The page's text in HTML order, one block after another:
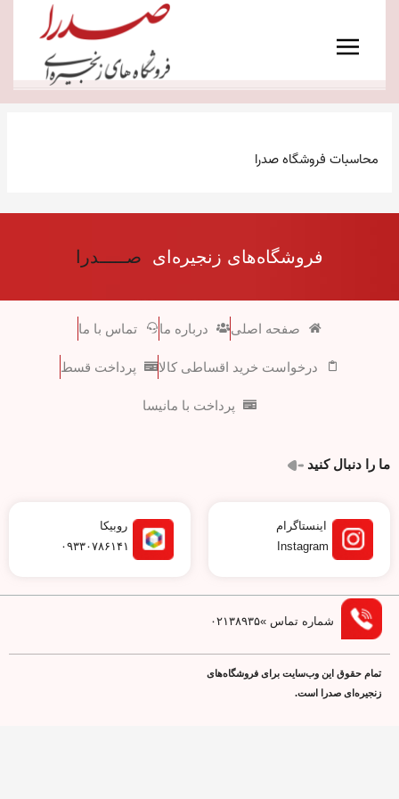
Main
محاسبات فروشگاه صدرا
فروشگاه‌های زنجیره‌ای صـــــدرا
صفحه اصلی درباره ما تماس با ما
درخواست خرید اقساطی کالا پرداخت قسط
پرداخت با مانیسا
ما را دنبال کنید
اینستاگرام
Instagram
روبیکا
۰۹۳۳۰۷۸۶۱۴۱
شماره تماس »۰۲۱۳۸۹۳۵
تمام حقوق اين وب‌سايت برای فروشگاه‌های
زنجیره‌ای صدرا است.